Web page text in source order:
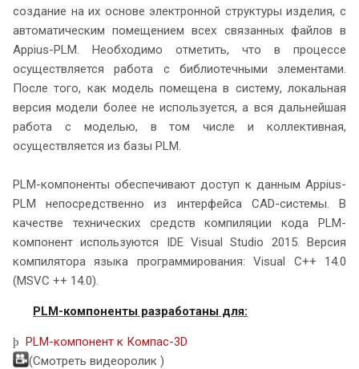
создание на их основе электронной структуры изделия, с
автоматическим помещением всех связанных файлов в
Appius-PLM. Необходимо отметить, что в процессе
осуществляется работа с библиотечными элементами.
После того, как модель помещена в систему, локальная
версия модели более не используется, а вся дальнейшая
работа с моделью, в том числе и коллективная,
осуществляется из базы PLM.
PLM-компоненты обеспечивают доступ к данным Appius-
PLM непосредственно из интерфейса CAD-системы. В
качестве технических средств компиляции кода PLM-
компонент используются IDE Visual Studio 2015. Версия
компилятора языка программирования: Visual C++ 14.0
(MSVC ++ 14.0).
PLM-компоненты разработаны для:
þ PLM-компонент к Компас-3D
(Смотреть видеоролик )